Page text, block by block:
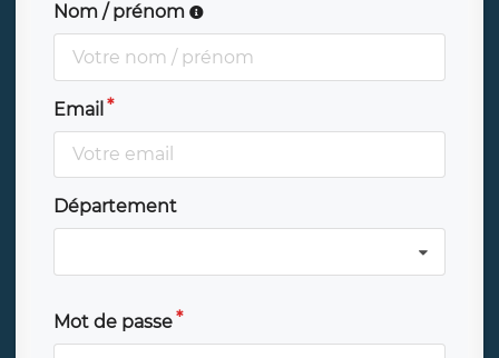
Nom / prénom
Email
Département
Mot de passe